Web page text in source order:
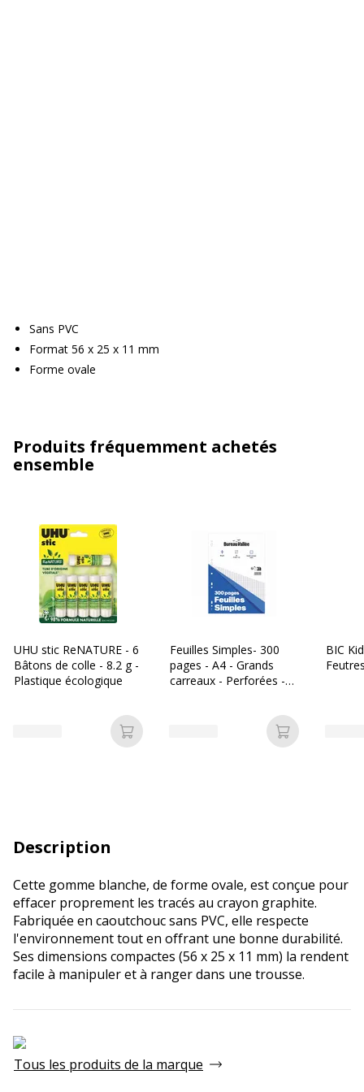
Sans PVC
Format 56 x 25 x 11 mm
Forme ovale
Produits fréquemment achetés
ensemble
UHU stic ReNATURE - 6
Bâtons de colle - 8.2 g -
Plastique écologique
Ajouter au panier
Feuilles Simples- 300
pages - A4 - Grands
carreaux - Perforées -
Ajouter au
BIC
Description
Cette gomme blanche, de forme ovale, est conçue pour
effacer proprement les tracés au crayon graphite.
Fabriquée en caoutchouc sans PVC, elle respecte
l'environnement tout en offrant une bonne durabilité.
Ses dimensions compactes (56 x 25 x 11 mm) la rendent
facile à manipuler et à ranger dans une trousse.
Tous les produits de la marque